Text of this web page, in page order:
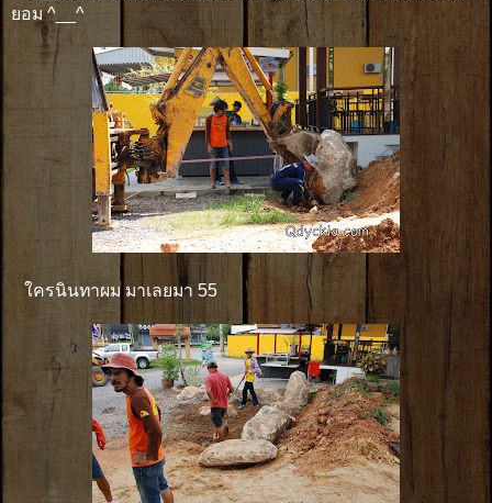
ยอม ^__^
ใครนินทาผม มาเลยมา 55